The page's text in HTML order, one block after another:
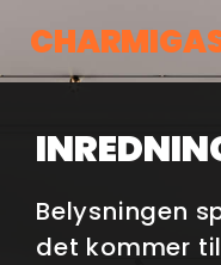
Belysningen
det kommer